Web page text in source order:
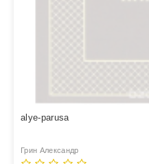
alye-parusa
Грин Александр